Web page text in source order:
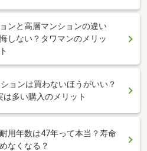
ンと高層マンションの違い
しない？タワマンのメリッ
ョンは買わないほうがいい？
多い購入のメリット
用年数は47年って本当？寿命
なくなる？